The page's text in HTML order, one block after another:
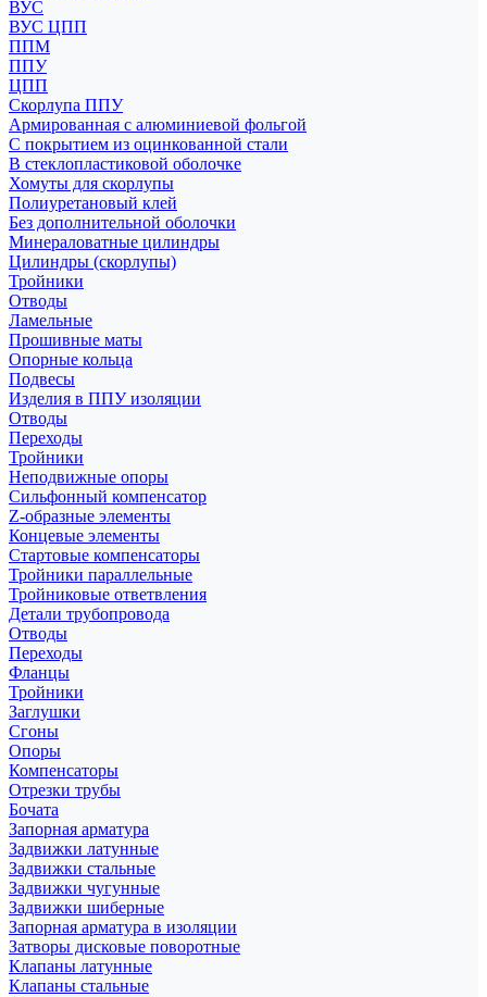
ВУС
ВУС ЦПП
ППМ
ППУ
ЦПП
Скорлупа ППУ
Армированная с алюминиевой фольгой
С покрытием из оцинкованной стали
В стеклопластиковой оболочке
Хомуты для скорлупы
Полиуретановый клей
Без дополнительной оболочки
Минераловатные цилиндры
Цилиндры (скорлупы)
Тройники
Отводы
Ламельные
Прошивные маты
Опорные кольца
Подвесы
Изделия в ППУ изоляции
Отводы
Переходы
Тройники
Неподвижные опоры
Cильфонный компенсатор
Z-образные элементы
Концевые элементы
Стартовые компенсаторы
Тройники параллельные
Тройниковые ответвления
Детали трубопровода
Отводы
Переходы
Фланцы
Тройники
Заглушки
Сгоны
Опоры
Компенсаторы
Отрезки трубы
Бочата
Запорная арматура
Задвижки латунные
Задвижки стальные
Задвижки чугунные
Задвижки шиберные
Запорная арматура в изоляции
Затворы дисковые поворотные
Клапаны латунные
Клапаны стальные